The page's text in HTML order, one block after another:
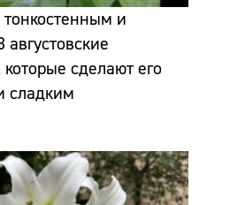
и
сделают его
сладким